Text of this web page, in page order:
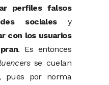
perfiles falsos
socialesy
con los usuarios
. Es entonces
se cuelan
pues por norma